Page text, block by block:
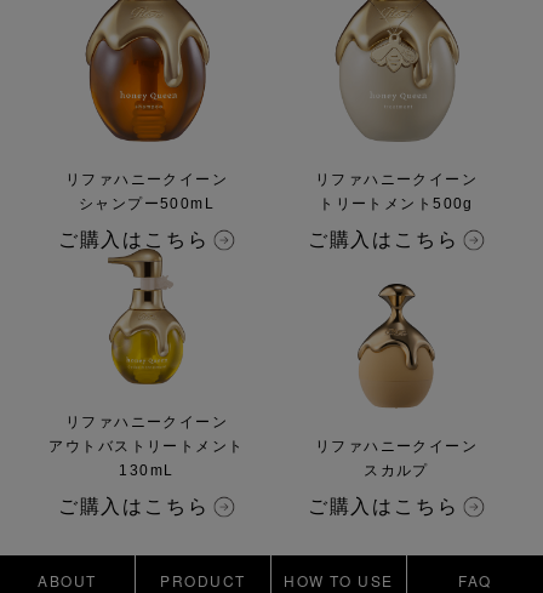
リファハニークイーン
シャンプー500mL
ご購入はこちら
リファハニークイーン
トリートメント500g
ご購入はこちら
リファハニークイーン
アウトバストリートメント
130mL
ご購入はこちら
リファハニークイーン
スカルプ
ご購入はこちら
ABOUT PRODUCT HOW TO USE FAQ